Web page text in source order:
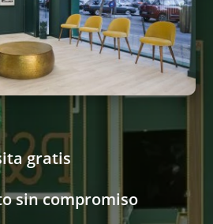
gratis
sin compromiso